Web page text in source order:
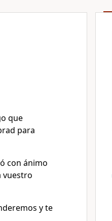
que
para
con ánimo
vuestro
y te